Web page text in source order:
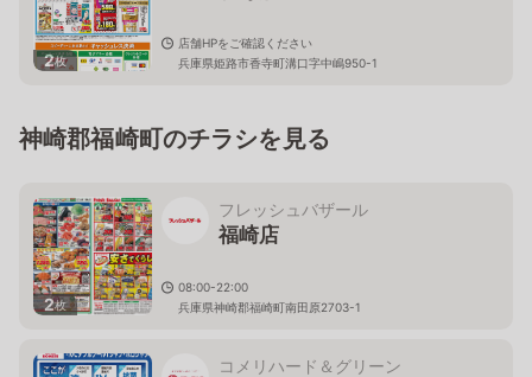
2枚
店舗HPをご確認ください
兵庫県姫路市香寺町溝口字中嶋950-1
神崎郡福崎町のチラシを見る
2枚
フレッシュバザール
福崎店
08:00-22:00
兵庫県神崎郡福崎町南田原2703-1
コメリハード＆グリーン